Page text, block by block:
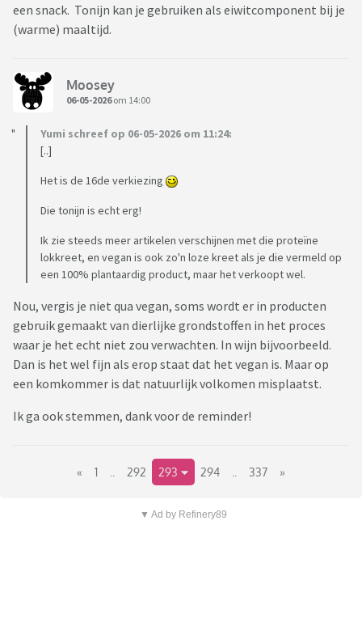
een snack. Tonijn kan je gebruiken als eiwitcomponent bij je
(warme) maaltijd.
Moosey
06-05-2026om 14:00
Yumi schreef op 06-05-2026 om 11:24:
[..]
Het is de 16de verkiezing
Die tonijn is echt erg!
Ik zie steeds meer artikelen verschijnen met die proteïne
lokkreet, en vegan is ook zo'n loze kreet als je die vermeld op
een 100% plantaardig product, maar het verkoopt wel.
Nou, vergis je niet qua vegan, soms wordt er in producten
gebruik gemaakt van dierlijke grondstoffen in het proces
waar je het echt niet zou verwachten. In wijn bijvoorbeeld.
Dan is het wel fijn als erop staat dat het vegan is. Maar op
een komkommer is dat natuurlijk volkomen misplaatst.
Ik ga ook stemmen, dank voor de reminder!
« 1 292 293 294 337 »
▼ Ad by Refinery89